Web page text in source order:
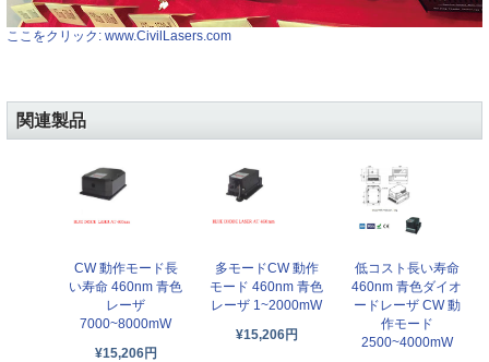
ここをクリック: www.CivilLasers.com
関連製品
CW 動作モード長
い寿命 460nm 青色
レーザ
7000~8000mW
¥15,206円
多モードCW 動作
モード 460nm 青色
レーザ 1~2000mW
¥15,206円
低コスト長い寿命
460nm 青色ダイオ
ードレーザ CW 動
作モード
2500~4000mW